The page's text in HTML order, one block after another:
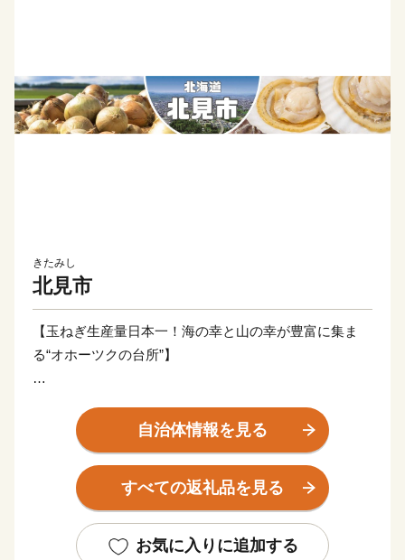
きたみし
北見市
【玉ねぎ生産量日本一！海の幸と山の幸が豊富に集ま
る“オホーツクの台所”】
市です。
北海道で一番広く、海の幸と山の幸が豊富に集まる、ま
さにオホーツクの台所。
や白花豆、海産物ではホタテ・牡蠣・サケなどがありま
自治体情報を見る
すべての返礼品を見る
お気に入りに追加する